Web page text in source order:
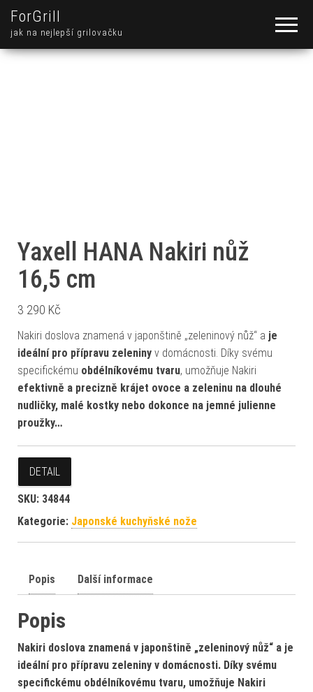
ForGrill
jak na nejlepší grilovačku
Yaxell HANA Nakiri nůž
16,5 cm
3 290 Kč
Nakiri doslova znamená v japonštině „zeleninový nůž“ a je
ideální pro přípravu zeleniny v domácnosti. Díky svému
specifickému obdélníkovému tvaru, umožňuje Nakiri
efektivně a precizně krájet ovoce a zeleninu na dlouhé
nudličky, malé kostky nebo dokonce na jemné julienne
proužky…
DETAIL
SKU: 34844
Kategorie: Japonské kuchyňské nože
Popis Další informace
Popis
Nakiri doslova znamená v japonštině „zeleninový nůž“ a je
ideální pro přípravu zeleniny v domácnosti. Díky svému
specifickému obdélníkovému tvaru, umožňuje Nakiri